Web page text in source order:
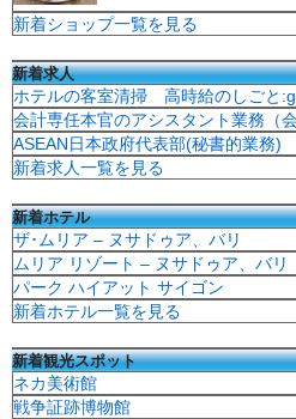
新着ショップ一覧を見る
新着求人
ホテルの客室清掃 高時給のしごと
会計専任本官のアシスタント業務（
ASEAN日本政府代表部(秘書的業務)
新着求人一覧を見る
新着ホテル
ザ･ムリア – ヌサドゥア、バリ
ムリア リゾート – ヌサドゥア、バリ
パーク ハイアット サイゴン
新着ホテル一覧を見る
新着観光スポット
ネカ美術館
戦争証跡博物館